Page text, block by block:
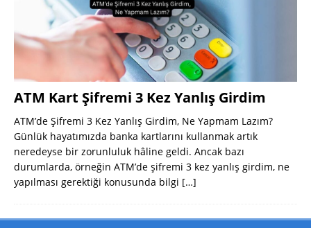
ATM Kart Şifremi 3 Kez Yanlış Girdim
ATM’de Şifremi 3 Kez Yanlış Girdim, Ne Yapmam Lazım?
Günlük hayatımızda banka kartlarını kullanmak artık
neredeyse bir zorunluluk hâline geldi. Ancak bazı
durumlarda, örneğin ATM’de şifremi 3 kez yanlış girdim, ne
yapılması gerektiği konusunda bilgi […]